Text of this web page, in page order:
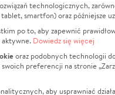
Informacje
Jak to działa?
Regulamin
Polityka Prywatności
technologicznych,
smartfon) oraz późniejsze
po to, aby zapewnić
aktywne. Dowiedz się więcej
oraz podobnych technologii
preferencji na stronie
aby usprawniać